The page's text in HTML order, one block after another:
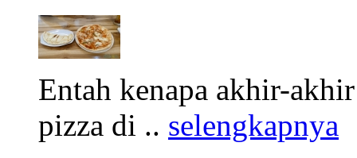
Entah kenapa akhir-
pizza di .. selengkapnya